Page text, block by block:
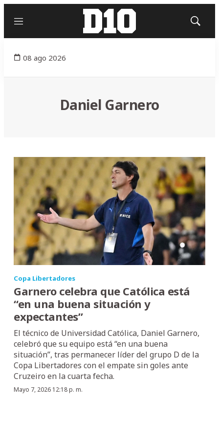
Menú
Mostrar
08 ago 2026
Daniel Garnero
Copa Libertadores
Garnero celebra que Católica está
“en una buena situación y
expectantes”
El técnico de Universidad Católica, Daniel Garnero,
celebró que su equipo está “en una buena
situación”, tras permanecer líder del grupo D de la
Copa Libertadores con el empate sin goles ante
Cruzeiro en la cuarta fecha.
Mayo 7, 2026 12:18 p. m.